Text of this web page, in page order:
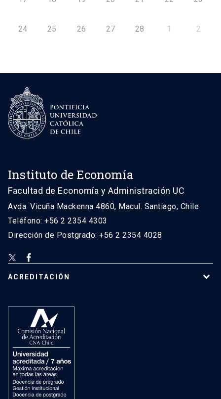
24 25 26 27 28 1 2
Instituto de Economía
Facultad de Economía y Administración UC
Avda. Vicuña Mackenna 4860, Macul. Santiago, Chile
Teléfono: +56 2 2354 4303
Dirección de Postgrado: +56 2 2354 4028
ACREDITACIÓN